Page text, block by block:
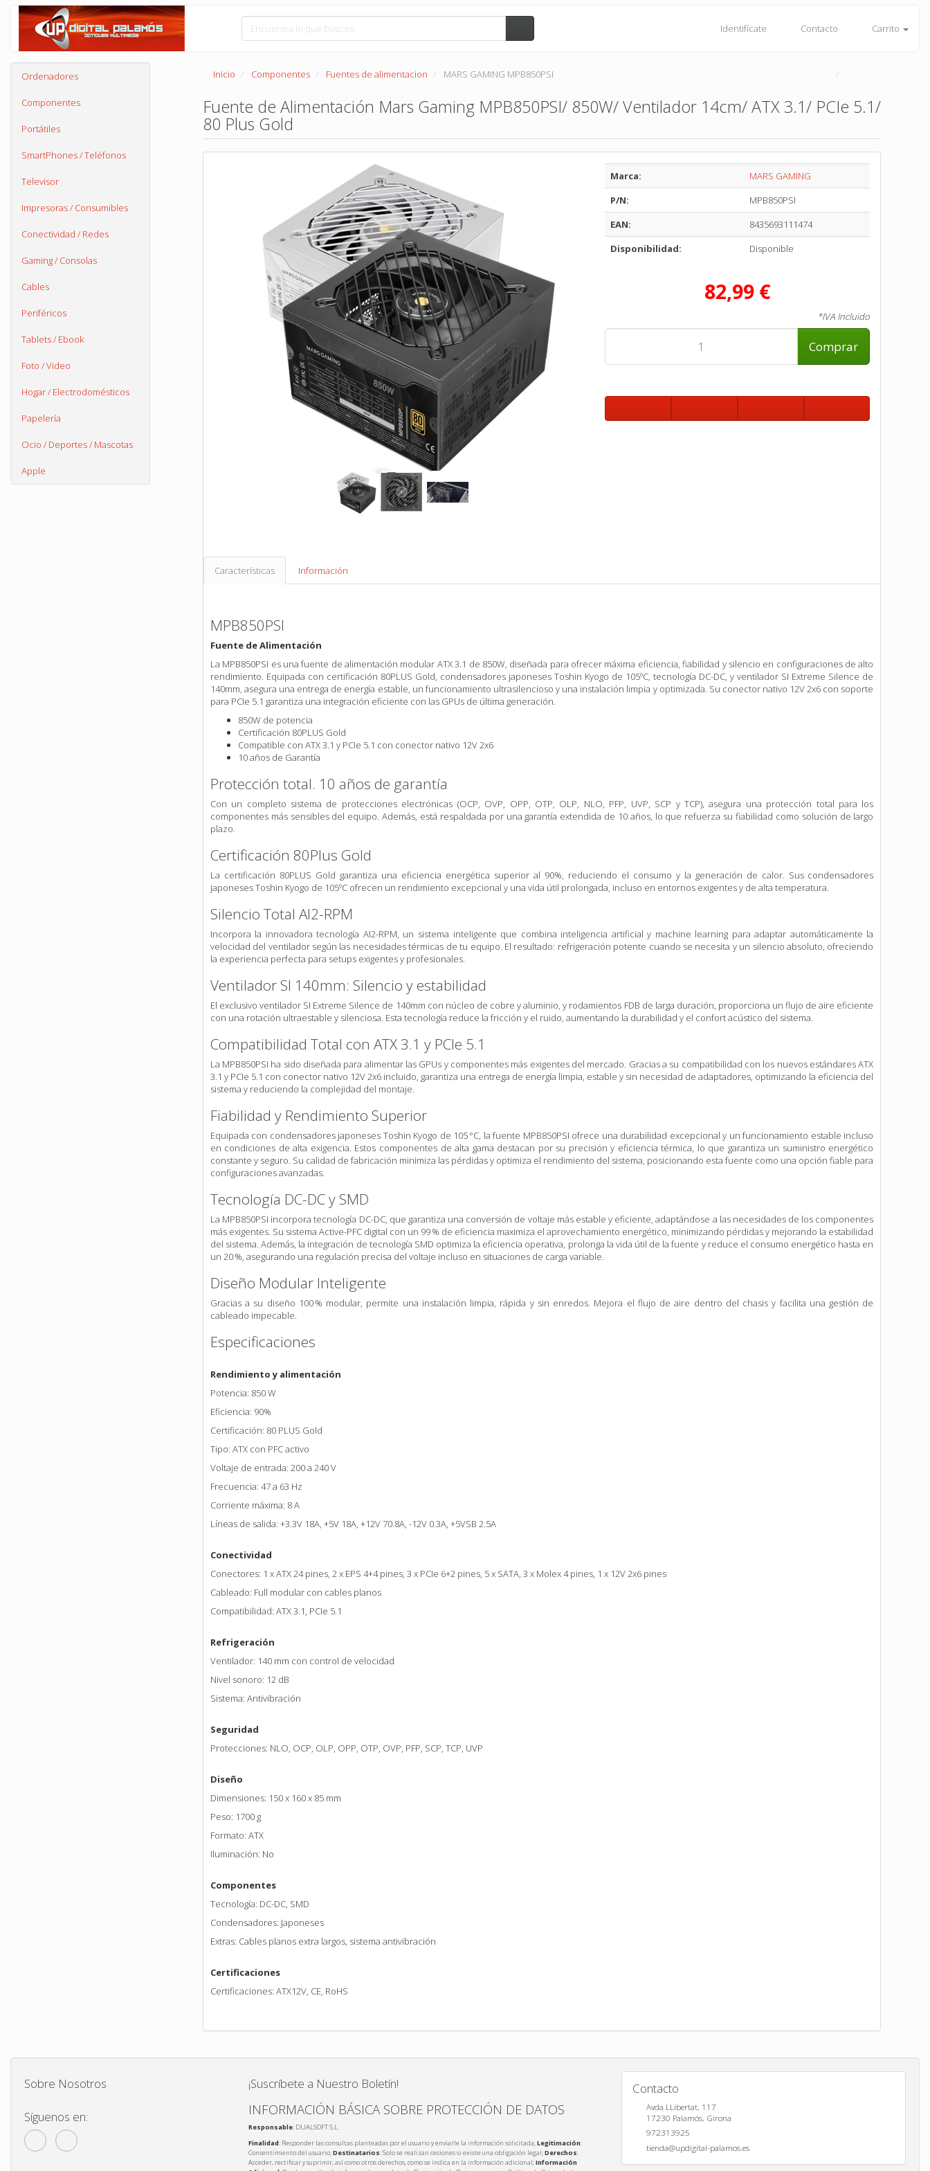
Identifícate Contacto Carrito
Ordenadores
Componentes
Portátiles
SmartPhones / Teléfonos
Televisor
Impresoras / Consumibles
Conectividad / Redes
Gaming / Consolas
Cables
Periféricos
Tablets / Ebook
Foto / Video
Hogar / Electrodomésticos
Papelería
Ocio / Deportes / Mascotas
Apple
Inicio Componentes Fuentes de alimentacion MARS GAMING MPB850PSI
Fuente de Alimentación Mars Gaming MPB850PSI/ 850W/ Ventilador 14cm/ ATX 3.1/ PCIe 5.1/
80 Plus Gold
Marca:
MARS GAMING
P/N:
MPB850PSI
EAN:
8435693111474
Disponibilidad:
Disponible
82,99 €
*IVA Incluido
Comprar
Características Información
MPB850PSI
Fuente de Alimentación
La MPB850PSI es una fuente de alimentación modular ATX 3.1 de 850W, diseñada para ofrecer máxima eficiencia, fiabilidad y silencio en configuraciones de alto
rendimiento. Equipada con certificación 80PLUS Gold, condensadores japoneses Toshin Kyogo de 105ºC, tecnología DC-DC, y ventilador SI Extreme Silence de
140mm, asegura una entrega de energía estable, un funcionamiento ultrasilencioso y una instalación limpia y optimizada. Su conector nativo 12V 2x6 con soporte
para PCIe 5.1 garantiza una integración eficiente con las GPUs de última generación.
850W de potencia
Certificación 80PLUS Gold
Compatible con ATX 3.1 y PCIe 5.1 con conector nativo 12V 2x6
10 años de Garantía
Protección total. 10 años de garantía
Con un completo sistema de protecciones electrónicas (OCP, OVP, OPP, OTP, OLP, NLO, PFP, UVP, SCP y TCP), asegura una protección total para los
componentes más sensibles del equipo. Además, está respaldada por una garantía extendida de 10 años, lo que refuerza su fiabilidad como solución de largo
plazo.
Certificación 80Plus Gold
La certificación 80PLUS Gold garantiza una eficiencia energética superior al 90%, reduciendo el consumo y la generación de calor. Sus condensadores
japoneses Toshin Kyogo de 105ºC ofrecen un rendimiento excepcional y una vida útil prolongada, incluso en entornos exigentes y de alta temperatura.
Silencio Total AI2-RPM
Incorpora la innovadora tecnología AI2-RPM, un sistema inteligente que combina inteligencia artificial y machine learning para adaptar automáticamente la
velocidad del ventilador según las necesidades térmicas de tu equipo. El resultado: refrigeración potente cuando se necesita y un silencio absoluto, ofreciendo
la experiencia perfecta para setups exigentes y profesionales.
Ventilador SI 140mm: Silencio y estabilidad
El exclusivo ventilador SI Extreme Silence de 140mm con núcleo de cobre y aluminio, y rodamientos FDB de larga duración, proporciona un flujo de aire eficiente
con una rotación ultraestable y silenciosa. Esta tecnología reduce la fricción y el ruido, aumentando la durabilidad y el confort acústico del sistema.
Compatibilidad Total con ATX 3.1 y PCIe 5.1
La MPB850PSI ha sido diseñada para alimentar las GPUs y componentes más exigentes del mercado. Gracias a su compatibilidad con los nuevos estándares ATX
3.1 y PCIe 5.1 con conector nativo 12V 2x6 incluido, garantiza una entrega de energía limpia, estable y sin necesidad de adaptadores, optimizando la eficiencia del
sistema y reduciendo la complejidad del montaje.
Fiabilidad y Rendimiento Superior
Equipada con condensadores japoneses Toshin Kyogo de 105 °C, la fuente MPB850PSI ofrece una durabilidad excepcional y un funcionamiento estable incluso
en condiciones de alta exigencia. Estos componentes de alta gama destacan por su precisión y eficiencia térmica, lo que garantiza un suministro energético
constante y seguro. Su calidad de fabricación minimiza las pérdidas y optimiza el rendimiento del sistema, posicionando esta fuente como una opción fiable para
configuraciones avanzadas.
Tecnología DC-DC y SMD
La MPB850PSI incorpora tecnología DC-DC, que garantiza una conversión de voltaje más estable y eficiente, adaptándose a las necesidades de los componentes
más exigentes. Su sistema Active-PFC digital con un 99 % de eficiencia maximiza el aprovechamiento energético, minimizando pérdidas y mejorando la estabilidad
del sistema. Además, la integración de tecnología SMD optimiza la eficiencia operativa, prolonga la vida útil de la fuente y reduce el consumo energético hasta en
un 20 %, asegurando una regulación precisa del voltaje incluso en situaciones de carga variable.
Diseño Modular Inteligente
Gracias a su diseño 100 % modular, permite una instalación limpia, rápida y sin enredos. Mejora el flujo de aire dentro del chasis y facilita una gestión de
cableado impecable.
Especificaciones
Rendimiento y alimentación
Potencia: 850 W
Eficiencia: 90%
Certificación: 80 PLUS Gold
Tipo: ATX con PFC activo
Voltaje de entrada: 200 a 240 V
Frecuencia: 47 a 63 Hz
Corriente máxima: 8 A
Líneas de salida: +3.3V 18A, +5V 18A, +12V 70.8A, -12V 0.3A, +5VSB 2.5A
Conectividad
Conectores: 1 x ATX 24 pines, 2 x EPS 4+4 pines, 3 x PCIe 6+2 pines, 5 x SATA, 3 x Molex 4 pines, 1 x 12V 2x6 pines
Cableado: Full modular con cables planos
Compatibilidad: ATX 3.1, PCIe 5.1
Refrigeración
Ventilador: 140 mm con control de velocidad
Nivel sonoro: 12 dB
Sistema: Antivibración
Seguridad
Protecciones: NLO, OCP, OLP, OPP, OTP, OVP, PFP, SCP, TCP, UVP
Diseño
Dimensiones: 150 x 160 x 85 mm
Peso: 1700 g
Formato: ATX
Iluminación: No
Componentes
Tecnología: DC-DC, SMD
Condensadores: Japoneses
Extras: Cables planos extra largos, sistema antivibración
Certificaciones
Certificaciones: ATX12V, CE, RoHS
Sobre Nosotros
Síguenos en:
¡Suscríbete a Nuestro Boletín!
INFORMACIÓN BÁSICA SOBRE PROTECCIÓN DE DATOS
Responsable: DUALSOFT S.L.
Finalidad: Responder las consultas planteadas por el usuario y enviarle la información solicitada;Legitimación:
Consentimiento del usuario;Destinatarios: Solo se realizan cesiones si existe una obligación legal;Derechos:
Acceder, rectificar y suprimir, así como otros derechos, como se indica en la información adicional;Información
Contacto
Avda LLibertat, 117
17230 Palamós, Girona
972313925
tienda@updigital-palamos.es